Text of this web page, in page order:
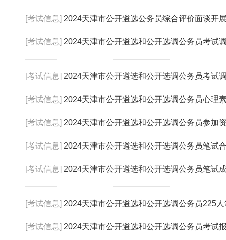
[考试信息] 2024天津市公开遴选公务员综合评价面谈开
[考试信息] 2024天津市公开遴选和公开选调公务员考试调剂报
[考试信息] 2024天津市公开遴选和公开选调公务员考试
[考试信息] 2024天津市公开遴选和公开选调公务员心理
[考试信息] 2024天津市公开遴选和公开选调公务员参加
[考试信息] 2024天津市公开遴选和公开选调公务员笔试
[考试信息] 2024天津市公开遴选和公开选调公务员笔试成
[考试信息] 2024天津市公开遴选和公开选调公务员225人笔
[考试信息] 2024天津市公开遴选和公开选调公务员考试